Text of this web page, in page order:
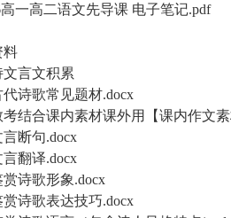
一高二语文先导课 电子笔记.pdf
料
言文积累
诗歌常见题材.docx
合课内素材课外用【课内作文素
断句.docx
翻译.docx
诗歌形象.docx
诗歌表达技巧.docx